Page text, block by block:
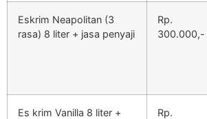
Eskrim Neapolitan (3
rasa) 8 liter + jasa penyaji
Rp.
300.000,-
Es krim Vanilla 8 liter +
Rp.